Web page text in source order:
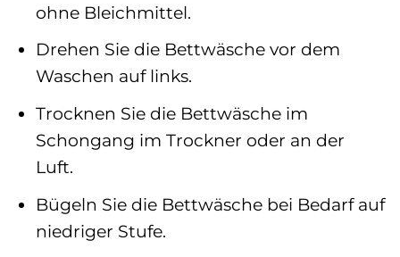
ohne Bleichmittel.
Drehen Sie die Bettwäsche vor dem
Waschen auf links.
Trocknen Sie die Bettwäsche im
Schongang im Trockner oder an der
Luft.
Bügeln Sie die Bettwäsche bei Bedarf auf
niedriger Stufe.